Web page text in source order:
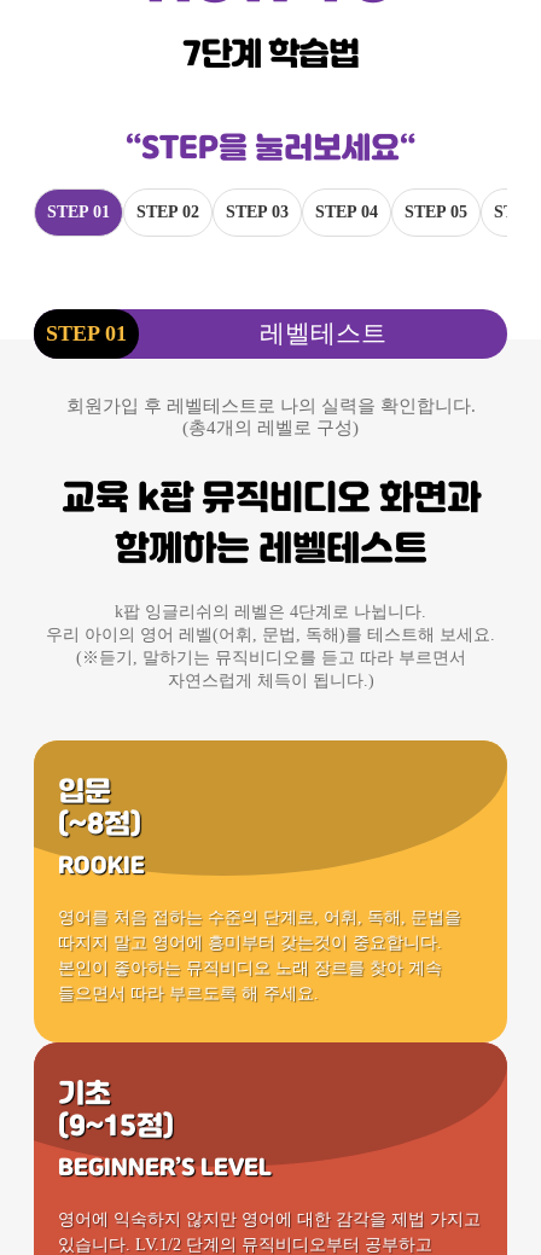
7단계 학습법
“STEP을 눌러보세요“
STEP 01 STEP 02 STEP 03 STEP 04 STEP 05 STEP
STEP 01 레벨테스트
회원가입 후 레벨테스트로 나의 실력을 확인합니다.
(총4개의 레벨로 구성)
교육 k팝 뮤직비디오 화면과
함께하는 레벨테스트
k팝 잉글리쉬의 레벨은 4단계로 나뉩니다.
우리 아이의 영어 레벨(어휘, 문법, 독해)를 테스트해 보세요.
(※듣기, 말하기는 뮤직비디오를 듣고 따라 부르면서
자연스럽게 체득이 됩니다.)
입문
(~8점)
ROOKIE
영어를 처음 접하는 수준의 단계로, 어휘, 독해, 문법을
따지지 말고 영어에 흥미부터 갖는것이 중요합니다.
본인이 좋아하는 뮤직비디오 노래 장르를 찾아 계속
들으면서 따라 부르도록 해 주세요.
기초
(9~15점)
BEGINNER’S LEVEL
영어에 익숙하지 않지만 영어에 대한 감각을 제법 가지고
있습니다. LV.1/2 단계의 뮤직비디오부터 공부하고